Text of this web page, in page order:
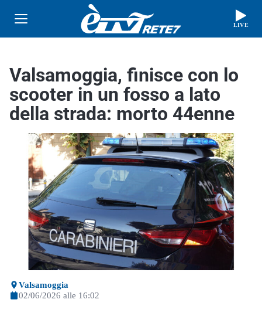
LIVE
Valsamoggia, finisce con lo
scooter in un fosso a lato
della strada: morto 44enne
Valsamoggia
02/06/2026 alle 16:02